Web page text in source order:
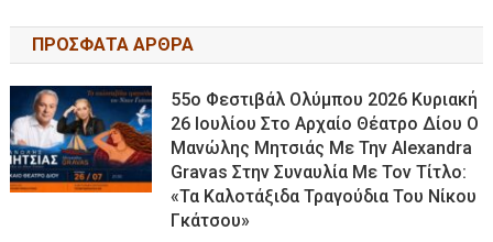
ΠΡΟΣΦΑΤΑ ΑΡΘΡΑ
55ο Φεστιβάλ Ολύμπου 2026 Κυριακή
26 Ιουλίου Στο Αρχαίο Θέατρο Δίου Ο
Μανώλης Μητσιάς Με Την Alexandra
Gravas Στην Συναυλία Με Τον Τίτλο:
«τα Καλοτάξιδα Τραγούδια Του Νίκου
Γκάτσου»